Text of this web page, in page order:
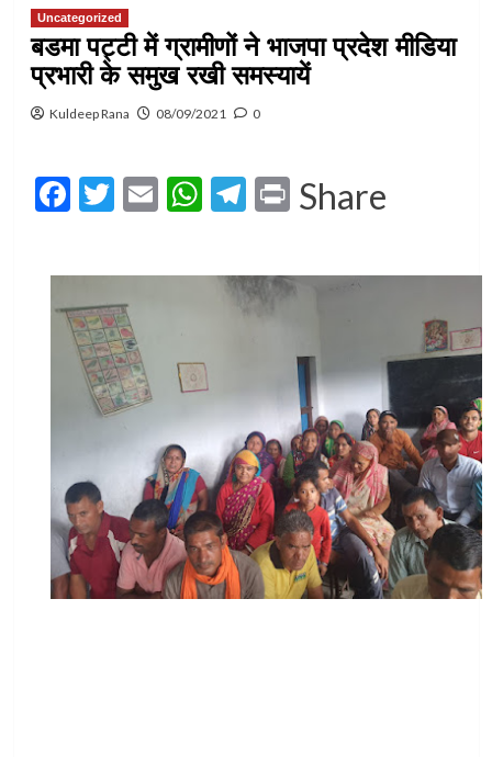
Uncategorized
बडमा पट्टी में ग्रामीणों ने भाजपा प्रदेश मीडिया
प्रभारी के समुख रखी समस्यायें
Kuldeep Rana 08/09/2021 0
Facebook
Twitter
EmailWhatsApp
Telegram
Print
Share